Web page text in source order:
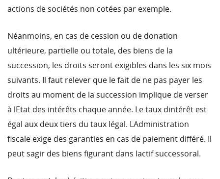
actions de sociétés non cotées par exemple.
Néanmoins, en cas de cession ou de donation
ultérieure, partielle ou totale, des biens de la
succession, les droits seront exigibles dans les six mois
suivants. Il faut relever que le fait de ne pas payer les
droits au moment de la succession implique de verser
à lEtat des intérêts chaque année. Le taux dintérêt est
égal aux deux tiers du taux légal. LAdministration
fiscale exige des garanties en cas de paiement différé. Il
peut sagir des biens figurant dans lactif successoral.